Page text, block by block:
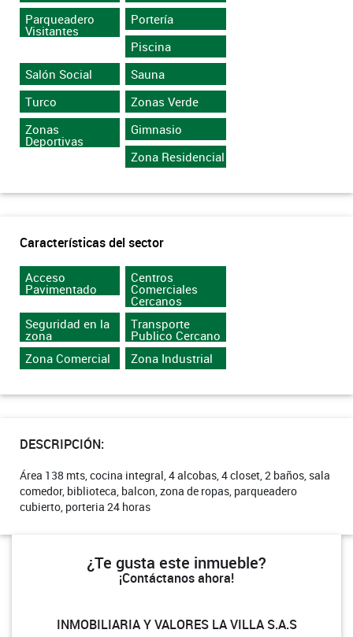
Parqueadero
Visitantes
Portería
Piscina
Salón Social
Sauna
Turco
Zonas Verde
Zonas
Deportivas
Gimnasio
Zona Residencial
Características del sector
Acceso
Pavimentado
Centros
Comerciales
Cercanos
Seguridad en la
zona
Transporte
Publico Cercano
Zona Comercial
Zona Industrial
DESCRIPCIÓN:
Área 138 mts, cocina integral, 4 alcobas, 4 closet, 2 baños, sala
comedor, biblioteca, balcon, zona de ropas, parqueadero
cubierto, porteria 24 horas
¿Te gusta este inmueble?
¡Contáctanos ahora!
INMOBILIARIA Y VALORES LA VILLA S.A.S